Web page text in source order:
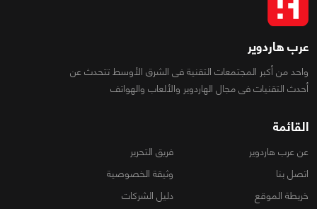
عرب هاردوير
واحد من أكبر المجتمعات التقنية فى الشرق الأوسط تتحدث عن
أحدث التقنيات فى مجال الهاردوير والألعاب والهواتف
القائمة
عن عرب هاردوير
فريق التحرير
اتصل بنا
وثيقة الخصوصية
خريطة الموقع
دليل الشركات